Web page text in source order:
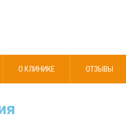
О КЛИНИКЕ ОТЗЫВЫ